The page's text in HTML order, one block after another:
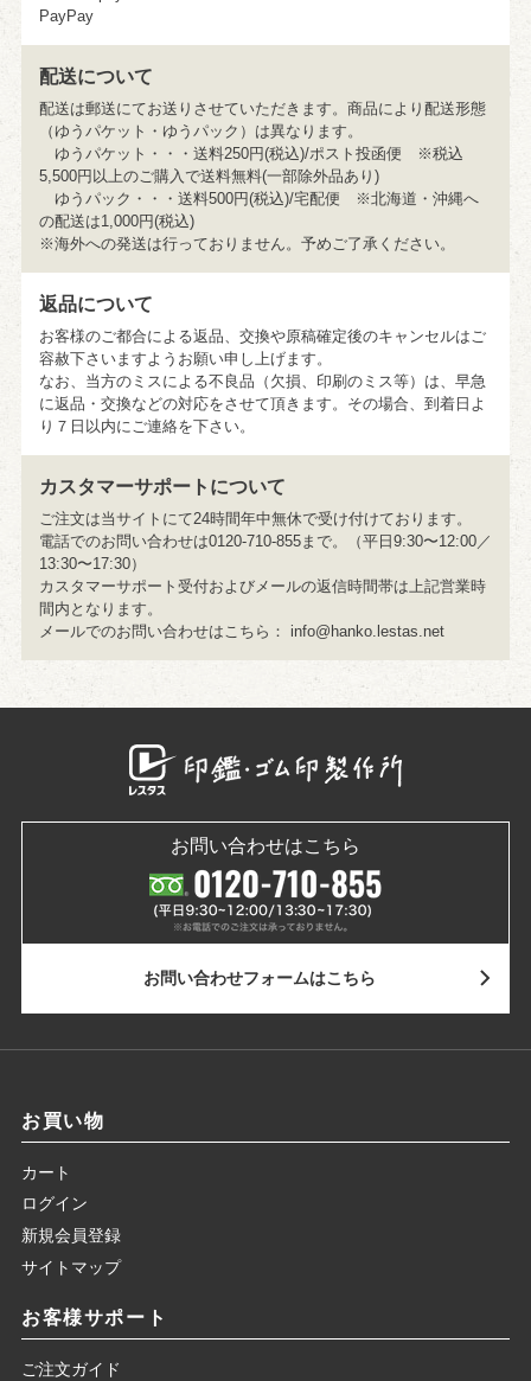
PayPay
配送について
配送は郵送にてお送りさせていただきます。商品により配送形態
（ゆうパケット・ゆうパック）は異なります。
ゆうパケット・・・送料250円(税込)/ポスト投函便 ※税込
5,500円以上のご購入で送料無料(一部除外品あり)
ゆうパック・・・送料500円(税込)/宅配便 ※北海道・沖縄へ
の配送は1,000円(税込)
※海外への発送は行っておりません。予めご了承ください。
返品について
お客様のご都合による返品、交換や原稿確定後のキャンセルはご
容赦下さいますようお願い申し上げます。
なお、当方のミスによる不良品（欠損、印刷のミス等）は、早急
に返品・交換などの対応をさせて頂きます。その場合、到着日よ
り７日以内にご連絡を下さい。
カスタマーサポートについて
ご注文は当サイトにて24時間年中無休で受け付けております。
電話でのお問い合わせは0120-710-855まで。（平日9:30〜12:00／
13:30〜17:30）
カスタマーサポート受付およびメールの返信時間帯は上記営業時
間内となります。
メールでのお問い合わせはこちら： info@hanko.lestas.net
お問い合わせはこちら
お問い合わせフォームはこちら
お買い物
カート
ログイン
新規会員登録
サイトマップ
お客様サポート
ご注文ガイド